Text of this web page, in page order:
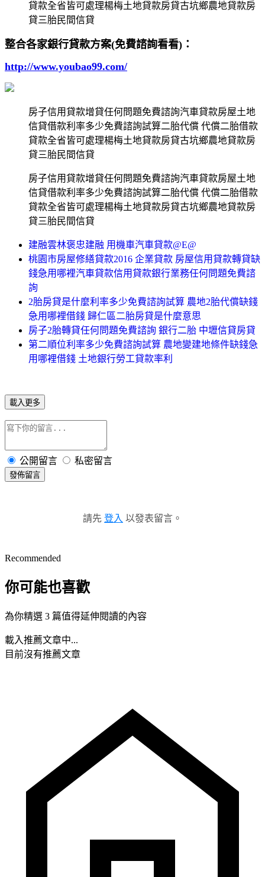
貸款全省皆可處理楊梅土地貸款房貸古坑鄉農地貸款房
貸三胎民間信貸
整合各家銀行貸款方案(免費諮詢看看)：
http://www.youbao99.com/
房子信用貸款增貸任何問題免費諮詢汽車貸款房屋土地
信貸借款利率多少免費諮詢試算二胎代償 代償二胎借款
貸款全省皆可處理楊梅土地貸款房貸古坑鄉農地貸款房
貸三胎民間信貸
房子信用貸款增貸任何問題免費諮詢汽車貸款房屋土地
信貸借款利率多少免費諮詢試算二胎代償 代償二胎借款
貸款全省皆可處理楊梅土地貸款房貸古坑鄉農地貸款房
貸三胎民間信貸
建融雲林褒忠建融 用機車汽車貸款@E@
桃園市房屋修繕貸款2016 企業貸款 房屋信用貸款轉貸缺
錢急用哪裡汽車貸款信用貸款銀行業務任何問題免費諮
詢
2胎房貸是什麼利率多少免費諮詢試算 農地2胎代償缺錢
急用哪裡借錢 歸仁區二胎房貸是什麼意思
房子2胎轉貸任何問題免費諮詢 銀行二胎 中壢信貸房貸
第二順位利率多少免費諮詢試算 農地變建地條件缺錢急
用哪裡借錢 土地銀行勞工貸款率利
載入更多
公開留言 私密留言
發佈留言
請先 登入 以發表留言。
Recommended
你可能也喜歡
為你精選 3 篇值得延伸閱讀的內容
載入推薦文章中...
目前沒有推薦文章